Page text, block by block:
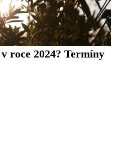
roce 2024? Termíny